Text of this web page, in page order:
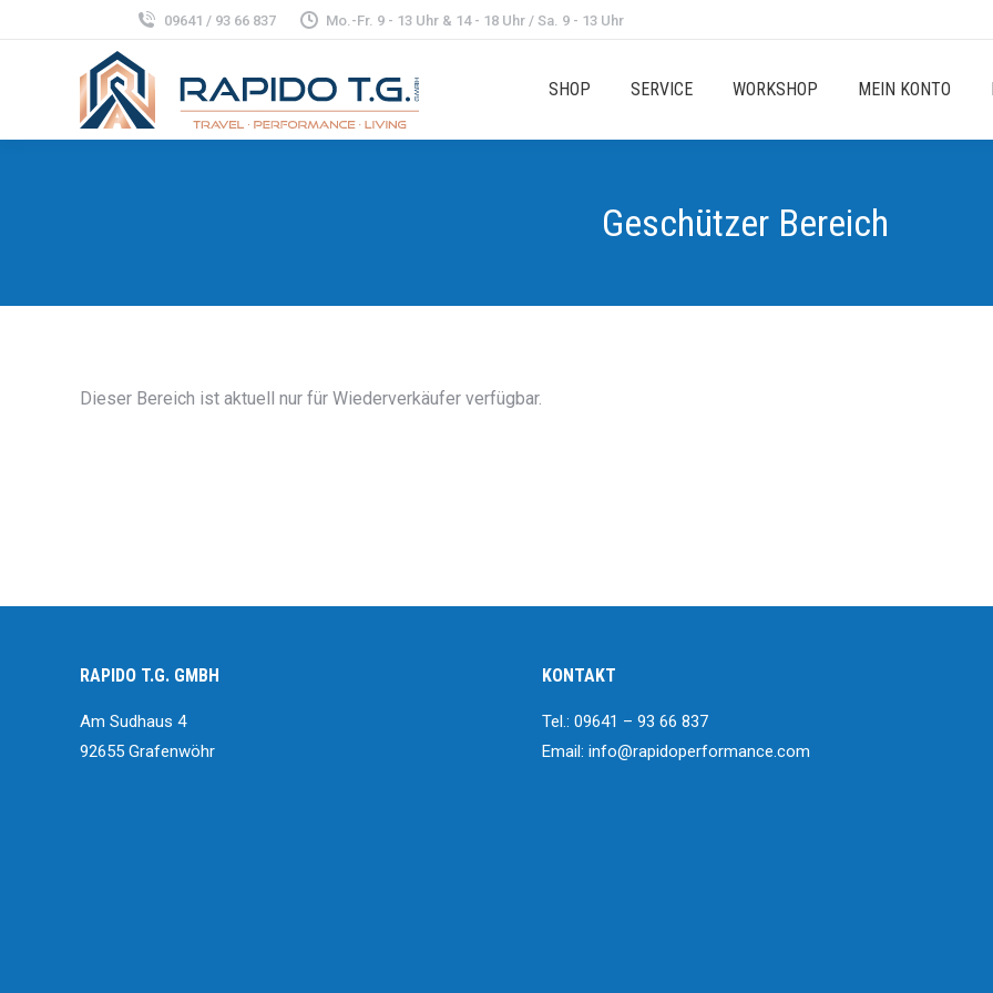
09641 / 93 66 837 Mo.-Fr. 9 - 13 Uhr & 14 - 18 Uhr / Sa. 9 - 13 Uhr
SHOP SERVICE WORKSHOP MEIN KONTO
Geschützer Bereich
Dieser Bereich ist aktuell nur für Wiederverkäufer verfügbar.
RAPIDO T.G. GMBH
Am Sudhaus 4
92655 Grafenwöhr
KONTAKT
Tel.: 09641 – 93 66 837
Email: info@rapidoperformance.com